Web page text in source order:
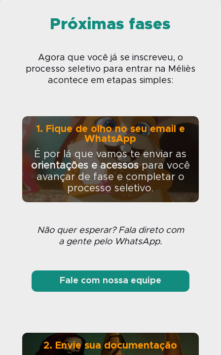
Próximas fases
Agora que você já se inscreveu, o
processo seletivo para entrar na Méliès
acontece em etapas simples:
1. Fique de olho no seu email e
WhatsApp
É por lá que vamos te enviar as
orientações e acessospara você
avançar de fase e completar o
processo seletivo.
Não quer esperar? Fala diretocom
a gente peloWhatsApp.
Fale com nossa equipe
2. Envie sua documentação